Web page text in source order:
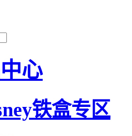
心
铁盒专区